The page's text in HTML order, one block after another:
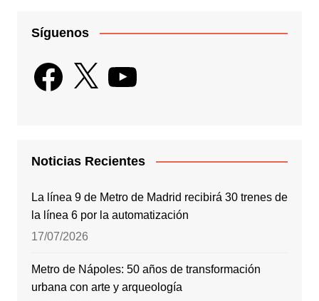
Síguenos
Facebook
X YouTube
Noticias Recientes
La línea 9 de Metro de Madrid recibirá 30 trenes de
la línea 6 por la automatización
17/07/2026
Metro de Nápoles: 50 años de transformación
urbana con arte y arqueología